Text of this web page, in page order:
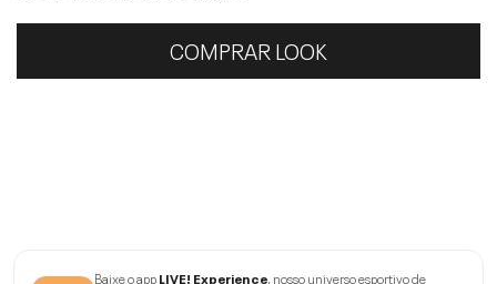
COMPRAR LOOK
Baixe o appLIVE! Experience, nosso universo esportivo de